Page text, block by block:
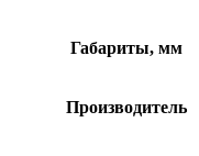
Габариты, мм
Производитель